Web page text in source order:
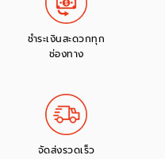
ชำระเงินสะดวกทุก
ช่องทาง
จัดส่งรวดเร็ว